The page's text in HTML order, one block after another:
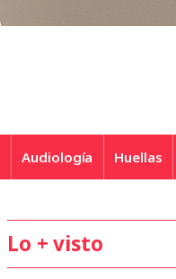
Audiología Huellas
Lo + visto